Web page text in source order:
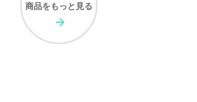
商品を もっと見る